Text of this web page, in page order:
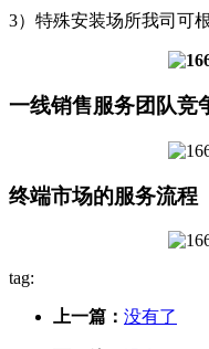
3）特殊安装场所我司可
一线销售服务团队竞
终端市场的服务流程
tag:
上一篇： 没有了